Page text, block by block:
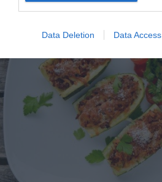
Data Deletion Data Access